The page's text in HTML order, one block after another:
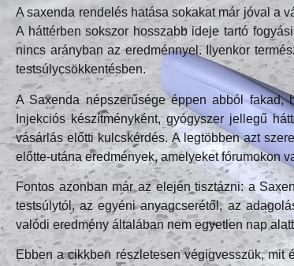
A saxenda rendelés hatása sokakat már jóval a
A háttérben sokszor hosszabb ideje tartó
nincs arányban az eredménnyel. Ilyenkor
testsúlycsökkentésben.
A Saxenda népszerűsége éppen abból fakad,
Injekciós készítményként, gyógyszer jellegű
vásárlás előtti kulcskérdés. A legtöbben azt
előtte-utána eredmények, amelyeket fórumokon
Fontos azonban már az elején tisztázni: a
testsúlytól, az egyéni anyagcserétől, az
valódi eredmény általában nem egyetlen nap
Ebben a cikkben részletesen végigvesszük, mit